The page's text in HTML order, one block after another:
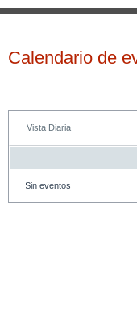
Calendario de
Vista Diaria
Sin eventos